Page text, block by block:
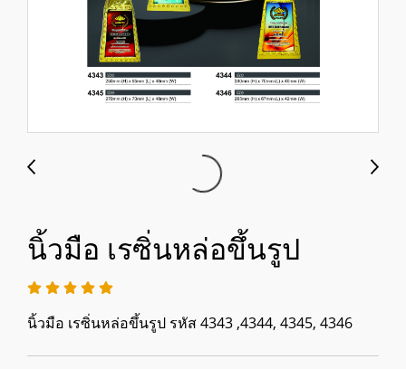
นิ้วมือ เรซิ่นหล่อขึ้นรูป
นิ้วมือ เรซิ่นหล่อขึ้นรูป รหัส 4343 ,4344, 4345, 4346